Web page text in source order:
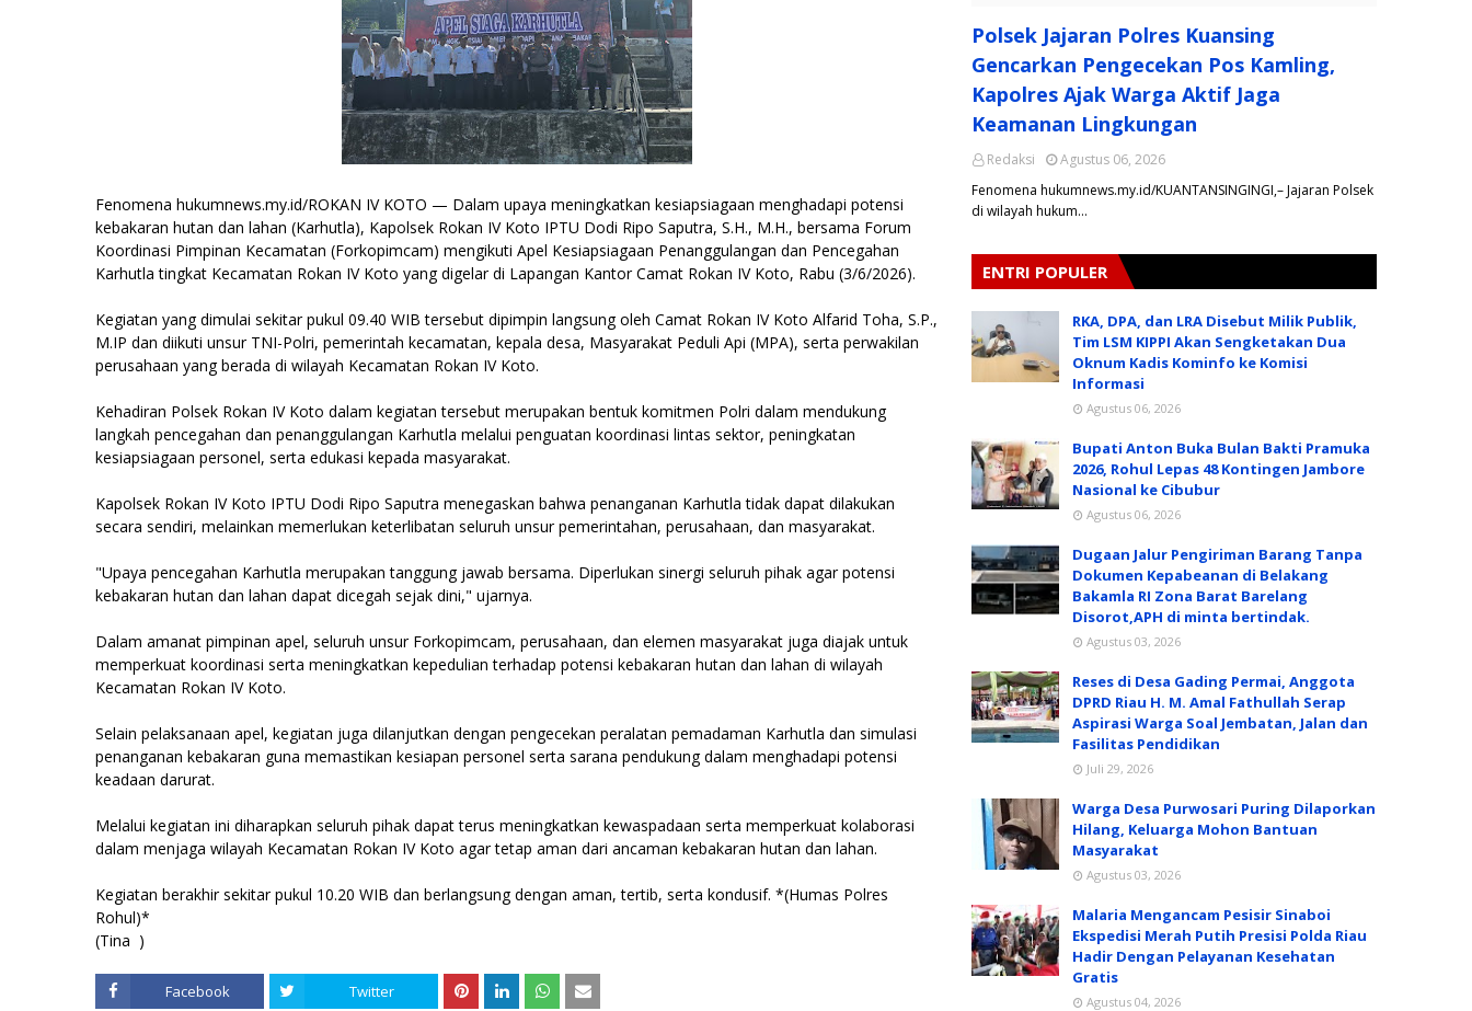
Fenomena hukumnews.my.id/ROKAN IV KOTO — Dalam upaya meningkatkan kesiapsiagaan menghadapi potensi
kebakaran hutan dan lahan (Karhutla), Kapolsek Rokan IV Koto IPTU Dodi Ripo Saputra, S.H., M.H., bersama Forum
Koordinasi Pimpinan Kecamatan (Forkopimcam) mengikuti Apel Kesiapsiagaan Penanggulangan dan Pencegahan
Karhutla tingkat Kecamatan Rokan IV Koto yang digelar di Lapangan Kantor Camat Rokan IV Koto, Rabu (3/6/2026).
Kegiatan yang dimulai sekitar pukul 09.40 WIB tersebut dipimpin langsung oleh Camat Rokan IV Koto Alfarid Toha, S.P.,
M.IP dan diikuti unsur TNI-Polri, pemerintah kecamatan, kepala desa, Masyarakat Peduli Api (MPA), serta perwakilan
perusahaan yang berada di wilayah Kecamatan Rokan IV Koto.
Kehadiran Polsek Rokan IV Koto dalam kegiatan tersebut merupakan bentuk komitmen Polri dalam mendukung
langkah pencegahan dan penanggulangan Karhutla melalui penguatan koordinasi lintas sektor, peningkatan
kesiapsiagaan personel, serta edukasi kepada masyarakat.
Kapolsek Rokan IV Koto IPTU Dodi Ripo Saputra menegaskan bahwa penanganan Karhutla tidak dapat dilakukan
secara sendiri, melainkan memerlukan keterlibatan seluruh unsur pemerintahan, perusahaan, dan masyarakat.
"Upaya pencegahan Karhutla merupakan tanggung jawab bersama. Diperlukan sinergi seluruh pihak agar potensi
kebakaran hutan dan lahan dapat dicegah sejak dini," ujarnya.
Dalam amanat pimpinan apel, seluruh unsur Forkopimcam, perusahaan, dan elemen masyarakat juga diajak untuk
memperkuat koordinasi serta meningkatkan kepedulian terhadap potensi kebakaran hutan dan lahan di wilayah
Kecamatan Rokan IV Koto.
Selain pelaksanaan apel, kegiatan juga dilanjutkan dengan pengecekan peralatan pemadaman Karhutla dan simulasi
penanganan kebakaran guna memastikan kesiapan personel serta sarana pendukung dalam menghadapi potensi
keadaan darurat.
Melalui kegiatan ini diharapkan seluruh pihak dapat terus meningkatkan kewaspadaan serta memperkuat kolaborasi
dalam menjaga wilayah Kecamatan Rokan IV Koto agar tetap aman dari ancaman kebakaran hutan dan lahan.
Kegiatan berakhir sekitar pukul 10.20 WIB dan berlangsung dengan aman, tertib, serta kondusif. *(Humas Polres
Rohul)*
(Tina )
Facebook Twitter
Polsek Jajaran Polres Kuansing
Gencarkan Pengecekan Pos Kamling,
Kapolres Ajak Warga Aktif Jaga
Keamanan Lingkungan
Redaksi
Agustus 06, 2026
Fenomena hukumnews.my.id/KUANTANSINGINGI,– Jajaran Polsek
di wilayah hukum…
ENTRI POPULER
RKA, DPA, dan LRA Disebut Milik Publik,
Tim LSM KIPPI Akan Sengketakan Dua
Oknum Kadis Kominfo ke Komisi
Informasi
Agustus 06, 2026
Bupati Anton Buka Bulan Bakti Pramuka
2026, Rohul Lepas 48 Kontingen Jambore
Nasional ke Cibubur
Agustus 06, 2026
Dugaan Jalur Pengiriman Barang Tanpa
Dokumen Kepabeanan di Belakang
Bakamla RI Zona Barat Barelang
Disorot,APH di minta bertindak.
Agustus 03, 2026
Reses di Desa Gading Permai, Anggota
DPRD Riau H. M. Amal Fathullah Serap
Aspirasi Warga Soal Jembatan, Jalan dan
Fasilitas Pendidikan
Juli 29, 2026
Warga Desa Purwosari Puring Dilaporkan
Hilang, Keluarga Mohon Bantuan
Masyarakat
Agustus 03, 2026
Malaria Mengancam Pesisir Sinaboi
Ekspedisi Merah Putih Presisi Polda Riau
Hadir Dengan Pelayanan Kesehatan
Gratis
Agustus 04, 2026